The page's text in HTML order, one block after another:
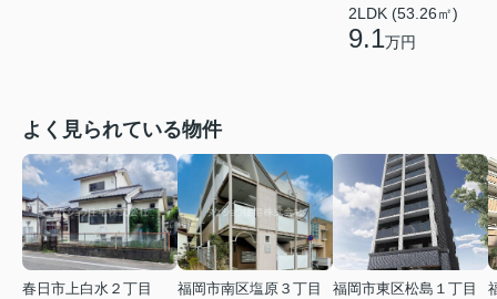
2LDK (53.26㎡)
9.1万円
よく見られている物件
春日市上白水２丁目
福岡市南区塩原３丁目
福岡市東区松島１丁目